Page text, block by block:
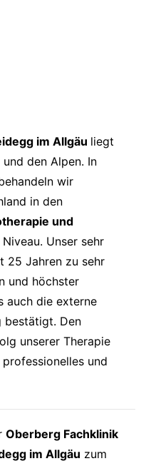
im Allgäu liegt
den Alpen. In
wir
in den
und
Unser sehr
25 Jahren zu sehr
und höchster
auch die externe
bestätigt. Den
unserer Therapie
und
Oberberg Fachklinik
im Allgäu zum